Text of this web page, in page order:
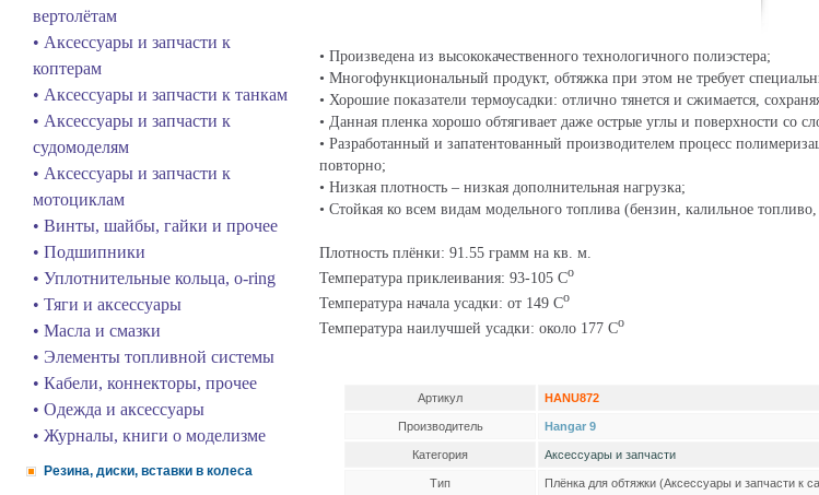
вертолётам
• Аксессуары и запчасти к
коптерам
• Аксессуары и запчасти к танкам
• Аксессуары и запчасти к
судомоделям
• Аксессуары и запчасти к
мотоциклам
• Винты, шайбы, гайки и прочее
• Подшипники
• Уплотнительные кольца, o-ring
• Тяги и аксессуары
• Масла и смазки
• Элементы топливной системы
• Кабели, коннекторы, прочее
• Одежда и аксессуары
• Журналы, книги о моделизме
Резина, диски, вставки в колеса
• Произведена из высококачественного технологичного полиэстера;
• Многофункциональный продукт, обтяжка при этом не требует
• Хорошие показатели термоусадки: отлично тянется и сжимается,
• Данная пленка хорошо обтягивает даже острые углы и поверхности со
• Разработанный и запатентованный производителем процесс
повторно;
• Низкая плотность – низкая дополнительная нагрузка;
• Стойкая ко всем видам модельного топлива (бензин, калильное
Плотность плёнки: 91.55 грамм на кв. м.
Температура приклеивания: 93-105 Co
Температура начала усадки: от 149 Co
Температура наилучшей усадки: около 177 Co
Артикул HANU872
Производитель Hangar 9
Категория Аксессуары и запчасти
Тип Плёнка для обтяжки (Аксессуары и запчасти к